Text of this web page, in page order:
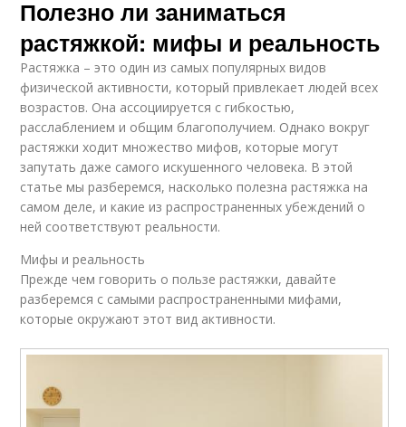
Растяжка через боль
Полезно ли заниматься
растяжкой: мифы и реальность
Растяжка – это один из самых популярных видов
физической активности, который привлекает людей всех
возрастов. Она ассоциируется с гибкостью,
расслаблением и общим благополучием. Однако вокруг
растяжки ходит множество мифов, которые могут
запутать даже самого искушенного человека. В этой
статье мы разберемся, насколько полезна растяжка на
самом деле, и какие из распространенных убеждений о
ней соответствуют реальности.
Мифы и реальность
Прежде чем говорить о пользе растяжки, давайте
разберемся с самыми распространенными мифами,
которые окружают этот вид активности.